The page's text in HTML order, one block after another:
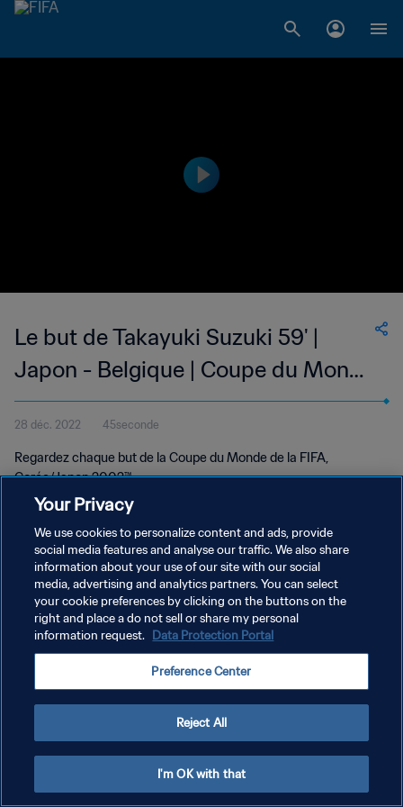
Le but de Takayuki Suzuki 59' |
Japon - Belgique | Coupe du Monde
de la FIFA, Corée/Japon 2002™
28 déc. 2022 45seconde
Regardez chaque but de la Coupe du Monde de la FIFA,
Corée/Japon 2002™.
POLITIQUE DE CONFIDENTIALITÉ
CONDITIONS D'UTILISATION
GÉRER VOS PRÉFÉRENCES SUR LES COOKIES
Your Privacy
We use cookies to personalize content and ads, provide
social media features and analyse our traffic. We also share
information about your use of our site with our social
media, advertising and analytics partners. You can select
your cookie preferences by clicking on the buttons on the
right and place a do not sell or share my personal
information request. Data Protection Portal
Preference Center
Reject All
I'm OK with that